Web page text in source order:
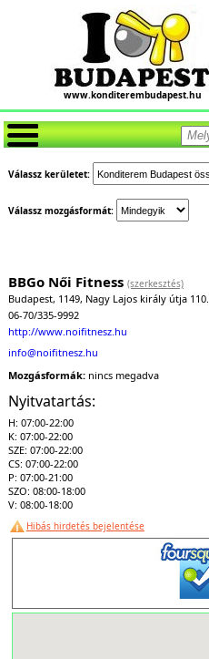
www.konditerembudapest.hu
Válassz kerületet:
Válassz mozgásformát:
BBGo Női Fitness (szerkesztés)
Budapest, 1149, Nagy Lajos király útja 110.
06-70/335-9992
http://www.noifitnesz.hu
info@noifitnesz.hu
Mozgásformák:nincs megadva
Nyitvatartás:
H: 07:00-22:00
K: 07:00-22:00
SZE: 07:00-22:00
CS: 07:00-22:00
P: 07:00-21:00
SZO: 08:00-18:00
V: 08:00-18:00
Hibás hirdetés bejelentése